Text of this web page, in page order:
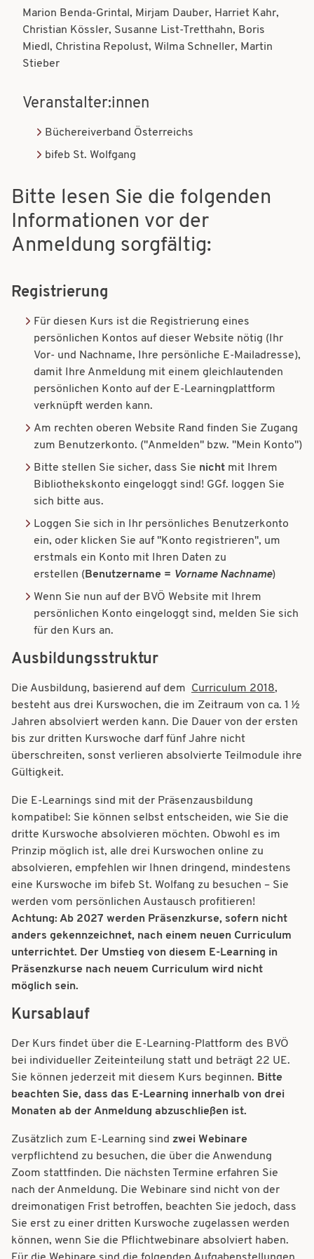
t
i
Marion Benda-Grintal, Mirjam Dauber, Harriet Kahr,
Christian Kössler, Susanne List-Tretthahn, Boris
Miedl, Christina Repolust, Wilma Schneller, Martin
Stieber
Veranstalter:innen
Büchereiverband Österreichs
bifeb St. Wolfgang
Bitte lesen Sie die folgenden
Informationen vor der
Anmeldung sorgfältig:
Registrierung
Für diesen Kurs ist die Registrierung eines
persönlichen Kontos auf dieser Website nötig (Ihr
Vor- und Nachname, Ihre persönliche E-Mailadresse),
damit Ihre Anmeldung mit einem gleichlautenden
persönlichen Konto auf der E-Learningplattform
verknüpft werden kann.
Am rechten oberen Website Rand finden Sie Zugang
zum Benutzerkonto. ("Anmelden" bzw. "Mein Konto")
Bitte stellen Sie sicher, dass Sie nicht mit Ihrem
Bibliothekskonto eingeloggt sind! GGf. loggen Sie
sich bitte aus.
Loggen Sie sich in Ihr persönliches Benutzerkonto
ein, oder klicken Sie auf "Konto registrieren", um
erstmals ein Konto mit Ihren Daten zu
erstellen ( Benutzername = Vorname Nachname)
Wenn Sie nun auf der BVÖ Website mit Ihrem
persönlichen Konto eingeloggt sind, melden Sie sich
für den Kurs an.
Ausbildungsstruktur
Die Ausbildung, basierend auf dem Curriculum 2018,
besteht aus drei Kurswochen, die im Zeitraum von ca. 1 ½
Jahren absolviert werden kann. Die Dauer von der ersten
bis zur dritten Kurswoche darf fünf Jahre nicht
überschreiten, sonst verlieren absolvierte Teilmodule ihre
Gültigkeit.
Die E-Learnings sind mit der Präsenzausbildung
kompatibel: Sie können selbst entscheiden, wie Sie die
dritte Kurswoche absolvieren möchten. Obwohl es im
Prinzip möglich ist, alle drei Kurswochen online zu
absolvieren, empfehlen wir Ihnen dringend, mindestens
eine Kurswoche im bifeb St. Wolfang zu besuchen – Sie
werden vom persönlichen Austausch profitieren!
Achtung: Ab 2027 werden Präsenzkurse, sofern nicht
anders gekennzeichnet, nach einem neuen Curriculum
unterrichtet. Der Umstieg von diesem E-Learning in
Präsenzkurse nach neuem Curriculum wird nicht
möglich sein.
Kursablauf
Der Kurs findet über die E-Learning-Plattform des BVÖ
bei individueller Zeiteinteilung statt und beträgt 22 UE.
Sie können jederzeit mit diesem Kurs beginnen. Bitte
beachten Sie, dass das E-Learning innerhalb von drei
Monaten ab der Anmeldung abzuschließen ist.
Zusätzlich zum E-Learning sind zwei Webinare
verpflichtend zu besuchen, die über die Anwendung
Zoom stattfinden. Die nächsten Termine erfahren Sie
nach der Anmeldung. Die Webinare sind nicht von der
dreimonatigen Frist betroffen, beachten Sie jedoch, dass
Sie erst zu einer dritten Kurswoche zugelassen werden
können, wenn Sie die Pflichtwebinare absolviert haben.